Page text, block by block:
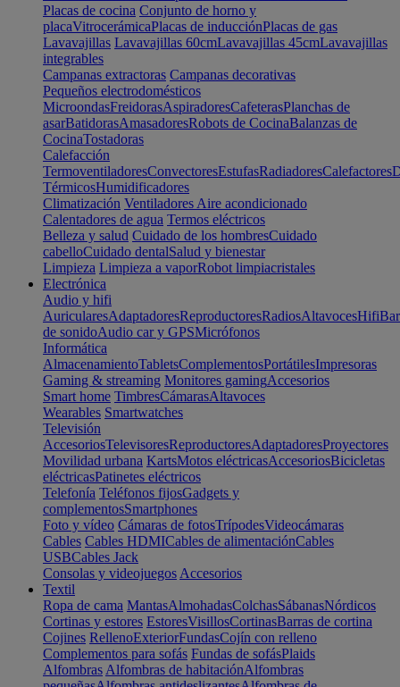
Placas de cocina Conjunto de horno y
placaVitrocerámicaPlacas de inducciónPlacas de gas
Lavavajillas Lavavajillas 60cmLavavajillas 45cmLavavajillas
integrables
Campanas extractoras Campanas decorativas
Pequeños electrodomésticos
MicroondasFreidorasAspiradoresCafeterasPlanchas de
asarBatidorasAmasadoresRobots de CocinaBalanzas de
CocinaTostadoras
Calefacción
TermoventiladoresConvectoresEstufasRadiadoresCalefactores
TérmicosHumidificadores
Climatización Ventiladores Aire acondicionado
Calentadores de agua Termos eléctricos
Belleza y salud Cuidado de los hombresCuidado
cabelloCuidado dentalSalud y bienestar
Limpieza Limpieza a vaporRobot limpiacristales
Electrónica
Audio y hifi
AuricularesAdaptadoresReproductoresRadiosAltavocesHifi
de sonidoAudio car y GPSMicrófonos
Informática
AlmacenamientoTabletsComplementosPortátilesImpresoras
Gaming & streaming Monitores gamingAccesorios
Smart home TimbresCámarasAltavoces
Wearables Smartwatches
Televisión
AccesoriosTelevisoresReproductoresAdaptadoresProyectores
Movilidad urbana KartsMotos eléctricasAccesoriosBicicletas
eléctricasPatinetes eléctricos
Telefonía Teléfonos fijosGadgets y
complementosSmartphones
Foto y vídeo Cámaras de fotosTrípodesVideocámaras
Cables Cables HDMICables de alimentaciónCables
USBCables Jack
Consolas y videojuegos Accesorios
Textil
Ropa de cama MantasAlmohadasColchasSábanasNórdicos
Cortinas y estores EstoresVisillosCortinasBarras de cortina
Cojines RellenoExteriorFundasCojín con relleno
Complementos para sofás Fundas de sofásPlaids
Alfombras Alfombras de habitaciónAlfombras